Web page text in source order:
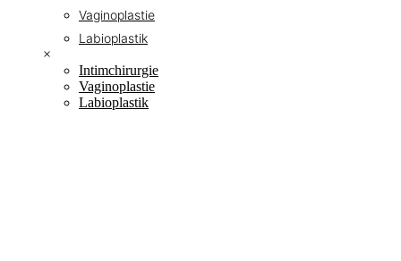
Vaginoplastie
Labioplastik
×
Intimchirurgie
Vaginoplastie
Labioplastik